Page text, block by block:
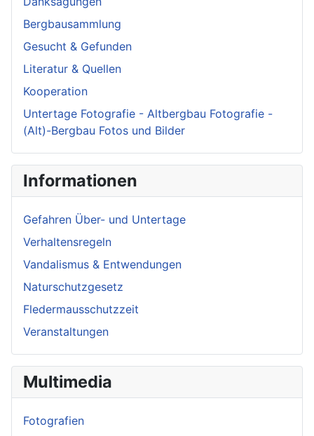
Bergbausammlung
Gesucht & Gefunden
Literatur & Quellen
Kooperation
Untertage Fotografie - Altbergbau Fotografie -
(Alt)-Bergbau Fotos und Bilder
Informationen
Gefahren Über- und Untertage
Verhaltensregeln
Vandalismus & Entwendungen
Naturschutzgesetz
Fledermausschutzzeit
Veranstaltungen
Multimedia
Fotografien